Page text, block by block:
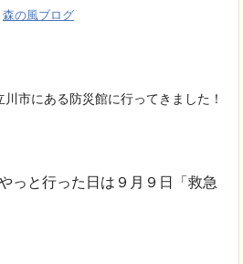
森の風ブログ
市にある防災館に行ってきました！
っと行った日は９月９日「救急